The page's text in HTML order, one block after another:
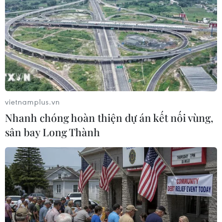
#Áp thuế nhập khẩu
#ôtô nhập khẩu
Mỹ
Trung Quốc
Theo dõi VietnamPlus
TIN LIÊN QUAN
vietnamplus.vn
Nhanh chóng hoàn thiện dự án kết nối vùng,
sân bay Long Thành